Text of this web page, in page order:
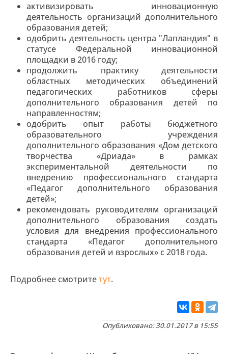
активизировать инновационную
деятельность организаций дополнительного
образования детей;
одобрить деятельность центра "Лапландия" в
статусе Федеральной инновационной
площадки в 2016 году;
продолжить практику деятельности
областных методических объединений
педагогических работников сферы
дополнительного образования детей по
направленностям;
одобрить опыт работы бюджетного
образовательного учреждения
дополнительного образования «Дом детского
творчества «Дриада» в рамках
экспериментальной деятельности по
внедрению профессионального стандарта
«Педагог дополнительного образования
детей»;
рекомендовать руководителям организаций
дополнительного образования создать
условия для внедрения профессионального
стандарта «Педагог дополнительного
образования детей и взрослых» с 2018 года.
Подробнее смотритетут.
Опубликовано: 30.01.2017 в 15:55